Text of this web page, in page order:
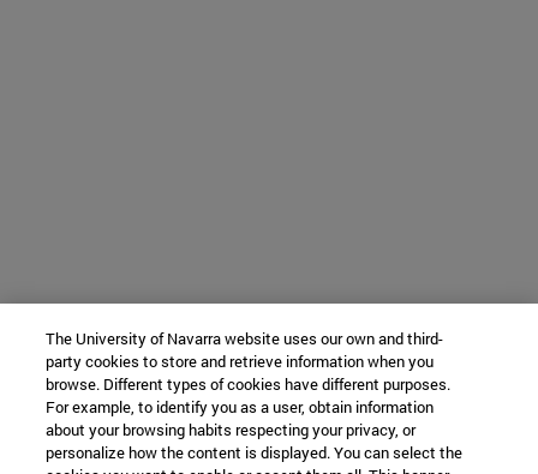
The University of Navarra website uses our own and third-
party cookies to store and retrieve information when you
browse. Different types of cookies have different purposes.
For example, to identify you as a user, obtain information
about your browsing habits respecting your privacy, or
personalize how the content is displayed. You can select the